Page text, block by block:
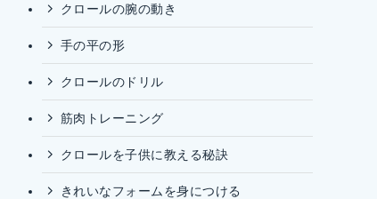
クロールの腕の動き
手の平の形
クロールのドリル
筋肉トレーニング
クロールを子供に教える秘訣
きれいなフォームを身につける